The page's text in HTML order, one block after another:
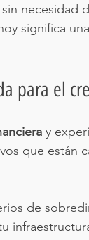
necesidad
significa
para el
y
que están
de